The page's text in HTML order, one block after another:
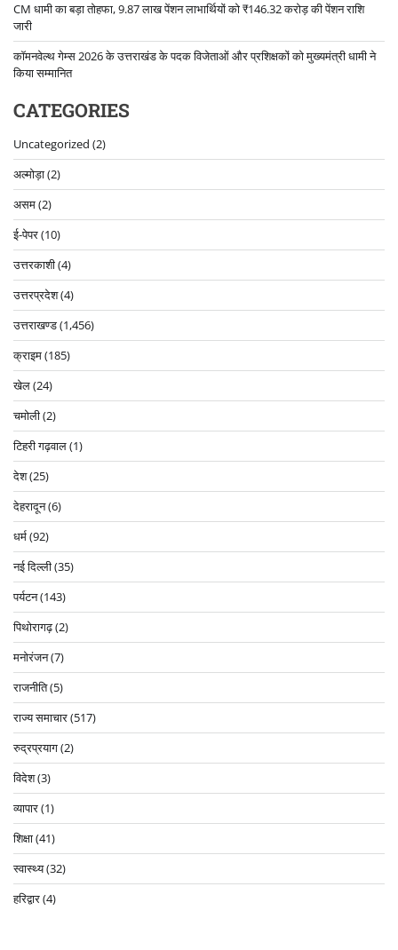
CM धामी का बड़ा तोहफा, 9.87 लाख पेंशन लाभार्थियों को ₹146.32 करोड़ की पेंशन राशि
जारी
कॉमनवेल्थ गेम्स 2026 के उत्तराखंड के पदक विजेताओं और प्रशिक्षकों को मुख्यमंत्री धामी ने
किया सम्मानित
CATEGORIES
Uncategorized (2)
अल्मोड़ा(2)
असम(2)
ई-पेपर(10)
उत्तरकाशी(4)
उत्तरप्रदेश(4)
उत्तराखण्ड(1,456)
क्राइम(185)
खेल(24)
चमोली(2)
टिहरी गढ़वाल(1)
देश(25)
देहरादून(6)
धर्म(92)
नई दिल्ली(35)
पर्यटन(143)
पिथोरागढ़(2)
मनोरंजन(7)
राजनीति(5)
राज्य समाचार(517)
रुद्रप्रयाग(2)
विदेश(3)
व्यापार(1)
शिक्षा(41)
स्वास्थ्य(32)
हरिद्वार(4)